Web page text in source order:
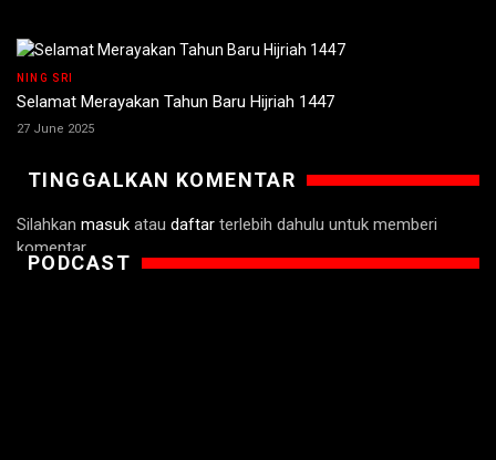
NING SRI
Selamat Merayakan Tahun Baru Hijriah 1447
27 June 2025
TINGGALKAN KOMENTAR
Silahkan masuk atau daftar terlebih dahulu untuk memberi
komentar.
PODCAST